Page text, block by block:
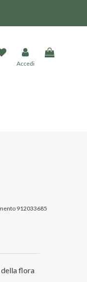
Accedi
912033685
flora